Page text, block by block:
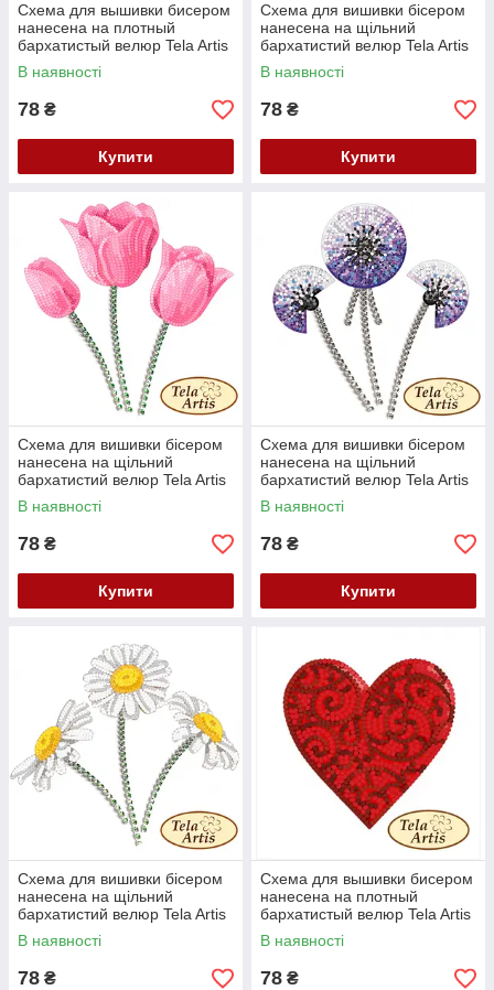
Схема для вышивки бисером
нанесена на плотный
бархатистый велюр Tela Artis
Мышонок в варежке с
ромбиком ВЛ-022
В наявності
78 ₴
Купити
Схема для вишивки бісером
нанесена на щільний
бархатистий велюр Tela Artis
Букет троянд ВЛ-023
В наявності
78 ₴
Купити
Схема для вишивки бісером
нанесена на щільний
бархатистий велюр Tela Artis
Букет тюльпанів ВЛ-024
В наявності
78 ₴
Купити
Схема для вишивки бісером
нанесена на щільний
бархатистий велюр Tela Artis
Букет кульбаб ВЛ-025
В наявності
78 ₴
Купити
Схема для вишивки бісером
нанесена на щільний
бархатистий велюр Tela Artis
Букет ромашок ВЛ-026
В наявності
78 ₴
Схема для вышивки бисером
нанесена на плотный
бархатистый велюр Tela Artis
Сердце узор-1 ВЛ-027
В наявності
78 ₴